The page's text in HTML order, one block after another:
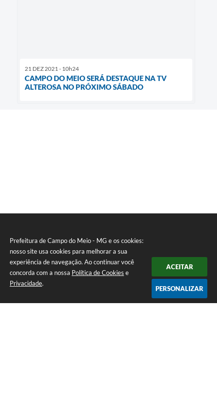
Prefeitura de Campo do Meio - MG e os cookies:
nosso site usa cookies para melhorar a sua
experiência de navegação. Ao continuar você
concorda com a nossa Política de Cookies e
Privacidade.
ACEITAR
PERSONALIZAR
21 DEZ 2021 - 10h24
CAMPO DO MEIO SERÁ DESTAQUE NA TV
ALTEROSA NO PRÓXIMO SÁBADO